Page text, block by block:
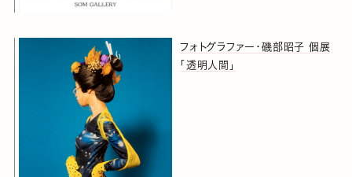
フォトグラファー・磯部昭子 個展
「透明人間」